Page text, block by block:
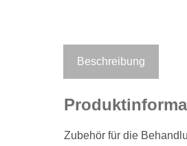
Beschreibung
Zubehör für die